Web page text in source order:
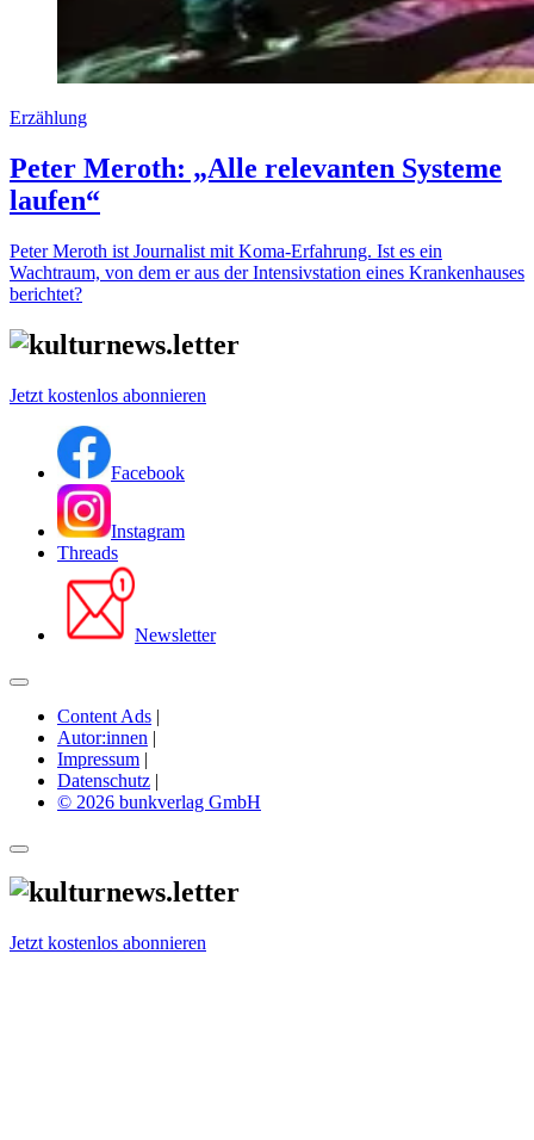
Erzählung
Peter Meroth: „Alle relevanten Systeme
laufen“
Peter Meroth ist Journalist mit Koma-Erfahrung. Ist es ein
Wachtraum, von dem er aus der Intensivstation eines Krankenhauses
berichtet?
Jetzt kostenlos abonnieren
Facebook
Instagram
Threads
Newsletter
Content Ads |
Autor:innen |
Impressum |
Datenschutz |
© 2026 bunkverlag GmbH
Jetzt kostenlos abonnieren